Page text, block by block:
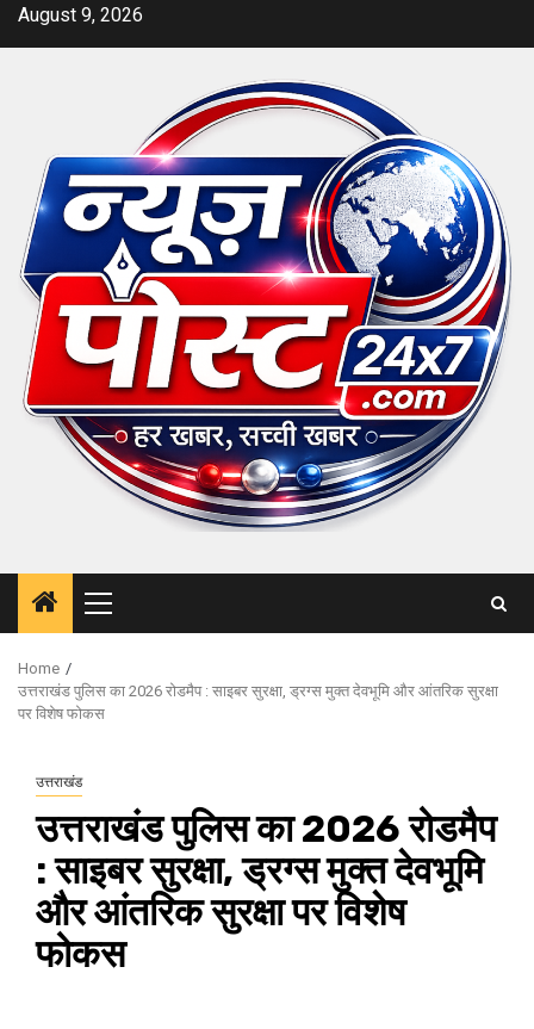
SkipAugust 9, 2026
Primary
Menu
Home
उत्तराखंड पुलिस का 2026 रोडमैप : साइबर सुरक्षा, ड्रग्स मुक्त देवभूमि और आंतरिक सुरक्षा
पर विशेष फोकस
उत्तराखंड
उत्तराखंड पुलिस का 2026 रोडमैप
: साइबर सुरक्षा, ड्रग्स मुक्त देवभूमि
और आंतरिक सुरक्षा पर विशेष
फोकस